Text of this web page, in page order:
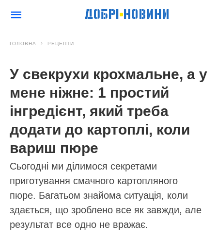
ГОЛОВНА РЕЦЕПТИ
У свекрухи крохмальне, а у
мене ніжне: 1 простий
інгредієнт, який треба
додати до картоплі, коли
вариш пюре
Сьогодні ми ділимося секретами
приготування смачного картопляного
пюре. Багатьом знайома ситуація, коли
здається, що зроблено все як завжди, але
результат все одно не вражає.